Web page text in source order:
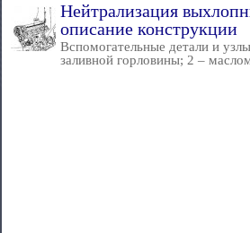
Нейтрализация
описание конструкции
Вспомогательные детали и
заливной горловины; 2 –